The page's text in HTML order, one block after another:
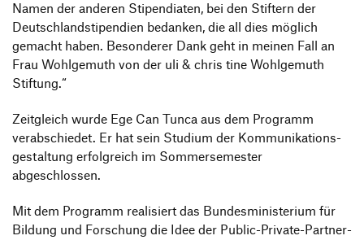
Namen der anderen Stipen­diaten, bei den Stif­tern der
Deutsch­land­sti­pen­dien bedanken, die all dies möglich
gemacht haben. Beson­derer Dank geht in meinen Fall an
Frau Wohl­ge­muth von der uli & chris tine Wohl­ge­muth
Stiftung.“
Zeit­gleich wurde Ege Can Tunca aus dem Programm
verab­schiedet. Er hat sein Studium der Kommu­ni­ka­ti­ons­
ge­stal­tung erfolg­reich im Sommer­se­mester
abgeschlossen.
Mit dem Programm reali­siert das Bundes­mi­nis­te­rium für
Bildung und Forschung die Idee der Public-Private-Part­ner­